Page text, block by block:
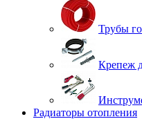
Трубы
Крепеж
Радиаторы отопления